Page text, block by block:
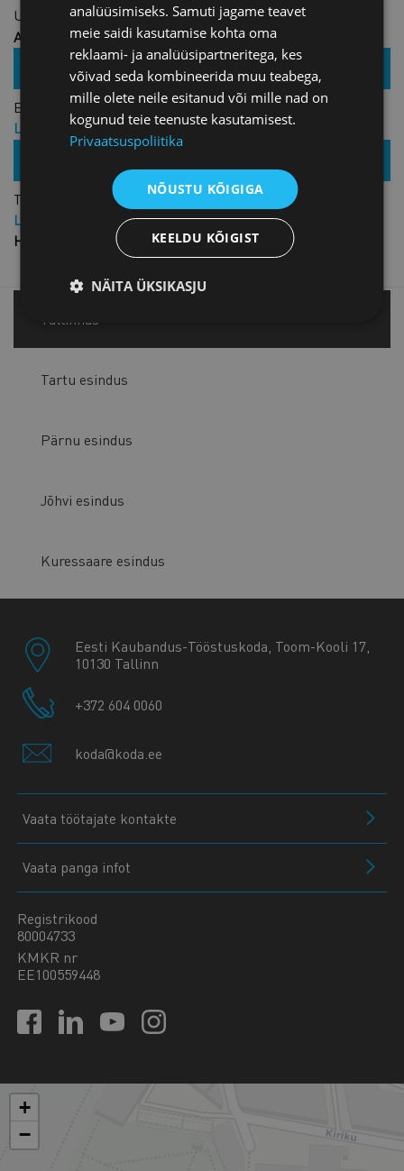
Uute liikmete veebikohtumine
Ainult liikmetele
Liikme hind: TASUTA
25.04.2022 /
Zoom
Eesti-Kasahhi koostööseminar
Liikme hind: 15,00 € + KM
Hind: 30,00 € + KM
Eesti Kaubandus-Tööstuskoda
Tšehhi-Eesti äriseminar ja B2B kohtumised
Liikme hind: TASUTA
Hind: TASUTA
Tallinnas
Tartu esindus
Pärnu esindus
Jõhvi esindus
Kuressaare esindus
Eesti Kaubandus-Tööstuskoda, Toom-Kooli 17,
10130 Tallinn
+372 604 0060
koda@koda.ee
Vaata töötajate kontakte
Vaata panga infot
Registrikood
80004733
KMKR nr
EE100559448
+
−
analüüsimiseks. Samuti jagame teavet
meie saidi kasutamise kohta oma
reklaami- ja analüüsipartneritega, kes
võivad seda kombineerida muu teabega,
mille olete neile esitanud või mille nad on
kogunud teie teenuste kasutamisest.
Privaatsuspoliitika
NÕUSTU KÕIGIGA
KEELDU KÕIGIST
NÄITA ÜKSIKASJU